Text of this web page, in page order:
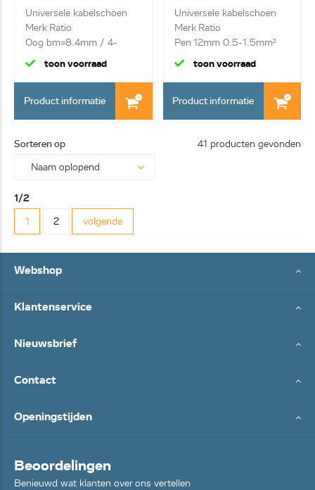
Universele kabelschoen
Merk Ratio
Oog bm=8.4mm / 4-
6mm²
toon voorraad
Product informatie
Universele kabelschoen
Merk Ratio
Pen 12mm 0.5-1.5mm²
toon voorraad
Product informatie
Sorteren op 41 producten gevonden
1/2
1
2 volgende
Webshop
Klantenservice
Nieuwsbrief
Contact
Openingstijden
Beoordelingen
Benieuwd wat klanten over ons vertellen